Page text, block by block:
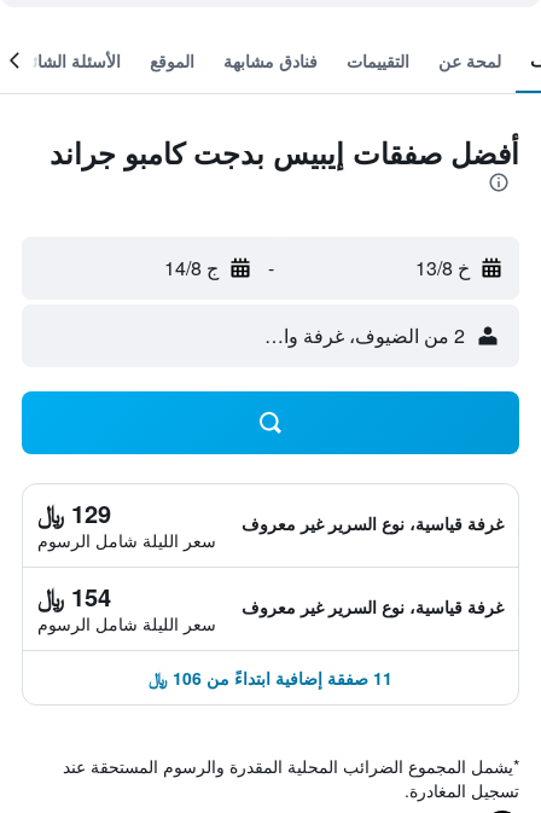
لمحة عن التقييمات فنادق مشابهة الموقع الأسئلة الشائعة
أفضل صفقات إيبيس بدجت كامبو جراند
خ 13/8 - ج 14/8
2 من الضيوف، غرفة واحدة
غرفة قياسية، نوع السرير غير معروف 129 ﷼
سعر الليلة شامل الرسوم
غرفة قياسية، نوع السرير غير معروف 154 ﷼
سعر الليلة شامل الرسوم
11 صفقة إضافية ابتداءً من 106 ﷼
*يشمل المجموع الضرائب المحلية المقدرة والرسوم المستحقة عند
تسجيل المغادرة.